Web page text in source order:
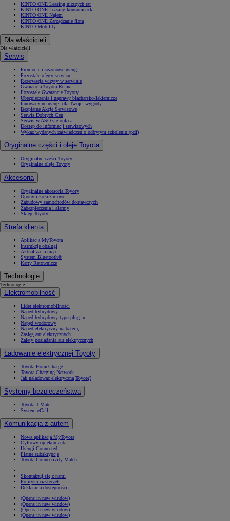
KINTO ONE Leasing niższych rat
KINTO ONE Leasing konsumencki
KINTO ONE Najem
KINTO ONE Zarządzanie flotą
KINTO Mobility
Dla właścicieli
Dla właścicieli
Serwis
Promocje i sezonowe usługi
Pozostałe oferty serwisu
Rezerwacja wizyty w serwisie
Gwarancja Toyota Relax
Pozostałe Gwarancje Toyoty
Ubezpieczenia i naprawy blacharsko-lakiernicze
Innowacyjne usługi dla Twojej wygody
Bezpłatne Akcje Serwisowe
Serwis Dobrych Cen
Serwis w ASO się opłaca
Dostęp do informacji serwisowych
Wykaz wydanych zaświadczeń o odbytym szkoleniu (pdf)
Oryginalne części i oleje Toyota
Oryginalne części Toyoty
Oryginalne oleje Toyoty
Akcesoria
Oryginalne akcesoria Toyoty
Opony i koła zimowe
Zabudowy samochodów dostawczych
Zabezpieczenia i alarmy
Sklep Toyoty
Strefa klienta
Aplikacja MyToyota
Instrukcje obsługi
Aktualizacja map
System Bluetooth®
Karty Ratownicze
Technologie
Technologie
Elektromobilność
Lider elektromobilności
Napęd hybrydowy
Napęd hybrydowy typu plug-in
Napęd wodorowy
Napęd elektryczny na baterię
Zasięg aut elektrycznych
Zalety posiadania aut elektrycznych
Ładowanie elektrycznej Toyoty
Toyota HomeCharge
Toyota Charging Network
Jak naładować elektryczną Toyotę?
Systemy bezpieczeństwa
Toyota T-Mate
System eCall
Komunikacja z autem
Nowa aplikacja MyToyota
Cyfrowy opiekun auta
Usługi Connected
Płatne subskrypcje
Toyota Connectivity Match
Skontaktuj się z nami
Polityka ciasteczek
Deklaracja dostępności
(Opens in new window)
(Opens in new window)
(Opens in new window)
(Opens in new window)